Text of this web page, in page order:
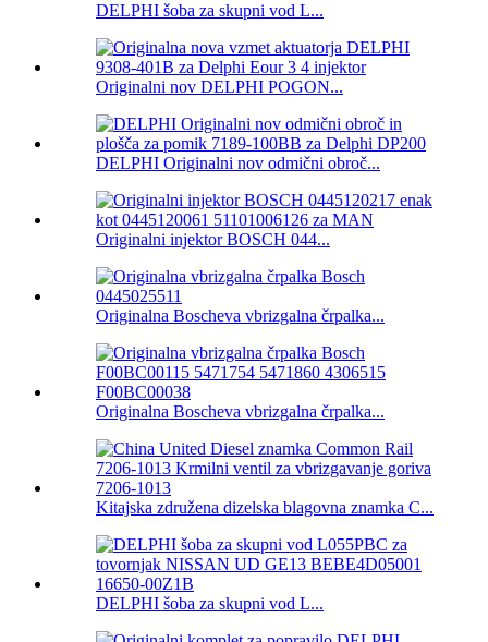
DELPHI šoba za skupni vod L...
Originalni nov DELPHI POGON...
DELPHI Originalni nov odmični obroč...
Originalni injektor BOSCH 044...
Originalna Boscheva vbrizgalna črpalka...
Originalna Boscheva vbrizgalna črpalka...
Kitajska združena dizelska blagovna znamka C...
DELPHI šoba za skupni vod L...